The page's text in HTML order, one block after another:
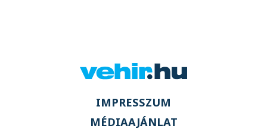
IMPRESSZUM
MÉDIAAJÁNLAT